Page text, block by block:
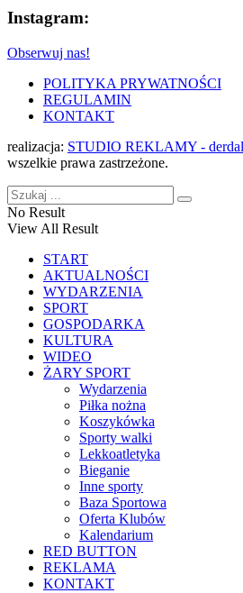
Instagram:
Obserwuj nas!
POLITYKA PRYWATNOŚCI
REGULAMIN
KONTAKT
realizacja: STUDIO REKLAMY -
wszelkie prawa zastrzeżone.
No Result
View All Result
START
AKTUALNOŚCI
WYDARZENIA
SPORT
GOSPODARKA
KULTURA
WIDEO
ŻARY SPORT
Wydarzenia
Piłka nożna
Koszykówka
Sporty walki
Lekkoatletyka
Bieganie
Inne sporty
Baza Sportowa
Oferta Klubów
Kalendarium
RED BUTTON
REKLAMA
KONTAKT